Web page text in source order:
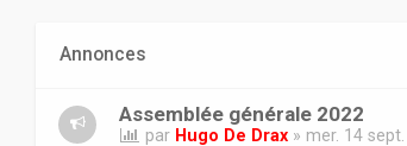
Annonces
Assemblée générale 2022
par Hugo De Drax » mer. 14